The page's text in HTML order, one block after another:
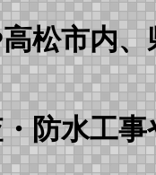
松市内
防水工